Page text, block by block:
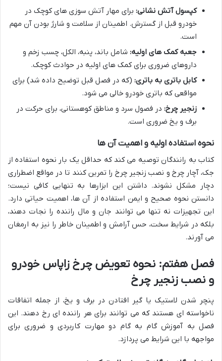
کپسول آتش نشانی: برای مهار آتش سوزی های کوچک در
خودرو قبل از گسترش. اطمینان از سلامت و شارژ بودن آن مهم
است.
جعبه کمک های اولیه: شامل باند، پنبه، الکل، چسب زخم و
داروهای ضروری برای کمک های اولیه در حوادث کوچک.
کابل باتری به باتری: (که در فصل قبل توضیح داده شد) برای
مواقعی که باتری خودرو خالی می شود.
زنجیر چرخ: در فصول سرد و مناطق کوهستانی، برای حرکت در
برف و یخ ضروری است.
نحوه استفاده اولیه و اهمیت آن ها
کتاب به رانندگان توصیه می کند که حداقل یک بار نحوه استفاده از
جک، آچار چرخ و نصب زنجیر چرخ را تمرین کنند تا در مواقع اضطراری
دچار مشکل نشوند. داشتن این ابزارها به تنهایی کافی نیست؛
دانستن نحوه صحیح و ایمن استفاده از آن ها، اهمیت حیاتی دارد.
این تجهیزات نه تنها می توانند جان و مال راننده را نجات دهند،
بلکه در شرایط سخت، حس آرامش و اطمینان خاطر را نیز به ارمغان
می آورند.
فصل هفتم: نحوه تعویض چرخ زاپاس خودرو
و نصب زنجیر چرخ
پنچر شدن لاستیک یا گیر افتادن در برف و یخ، از جمله اتفاقات
ناخواسته ای هستند که می توانند برای هر راننده ای رخ دهند. این
فصل به آموزش گام به گام دو مهارت کاربردی و ضروری برای
مواجهه با این شرایط می پردازد.